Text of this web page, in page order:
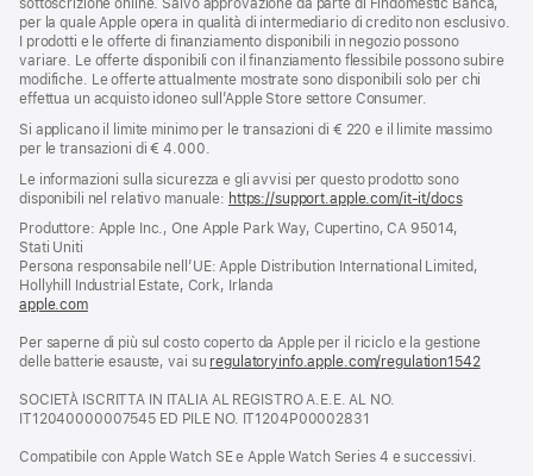
sottoscrizione online. Salvo approvazione da parte di Findomestic Banca,
per la quale Apple opera in qualità di intermediario di credito non esclusivo.
I prodotti e le offerte di finanziamento disponibili in negozio possono
variare. Le offerte disponibili con il finanziamento flessibile possono subire
modifiche. Le offerte attualmente mostrate sono disponibili solo per chi
effettua un acquisto idoneo sull’Apple Store settore Consumer.
Si applicano il limite minimo per le transazioni di € 220 e il limite massimo
per le transazioni di € 4.000.
Le informazioni sulla sicurezza e gli avvisi per questo prodotto sono
disponibili nel relativo manuale: https://support.apple.com/it-it/docs(si
finestra)
Produttore: Apple Inc., One Apple Park Way, Cupertino, CA 95014,
Stati Uniti
Persona responsabile nell’UE: Apple Distribution International Limited,
Hollyhill Industrial Estate, Cork, Irlanda
apple.com(si
una
nuova
Per saperne di più sul costo coperto da Apple per il riciclo e la gestione
delle batterie esauste, vai su regulatoryinfo.apple.com/regulation1542(si
SOCIETÀ ISCRITTA IN ITALIA AL REGISTRO A.E.E. AL NO.
IT12040000007545 ED PILE NO. IT1204P00002831
Compatibile con Apple Watch SE e Apple Watch Series 4 e successivi.